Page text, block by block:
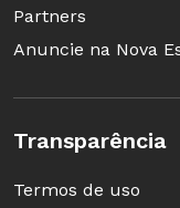
Partners
Anuncie na Nova
Transparência
Termos de uso